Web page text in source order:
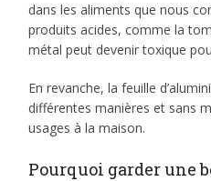
dans les aliments que nous
produits acides, comme la
métal peut devenir toxique
En revanche, la feuille
différentes manières et sans
usages à la maison.
Pourquoi garder une